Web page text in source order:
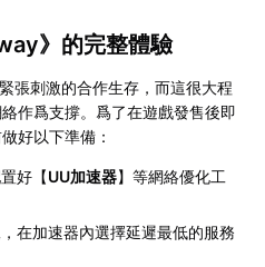
》的完整體驗
張刺激的合作生存，而這很大程
作爲支撐。爲了在遊戲發售後即
好以下準備：
好【UU加速器】等網絡優化工
在加速器內選擇延遲最低的服務